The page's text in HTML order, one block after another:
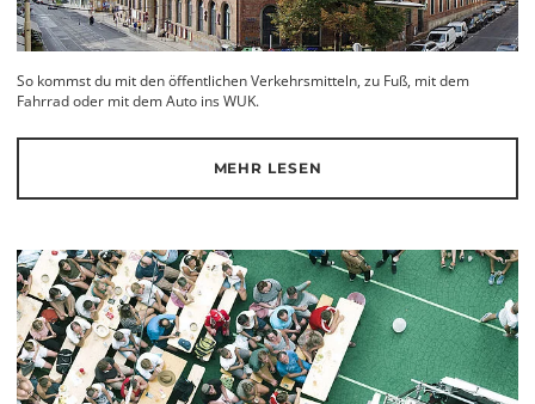
So kommst du mit den öffentlichen Verkehrsmitteln, zu Fuß, mit dem
Fahrrad oder mit dem Auto ins WUK.
MEHR LESEN